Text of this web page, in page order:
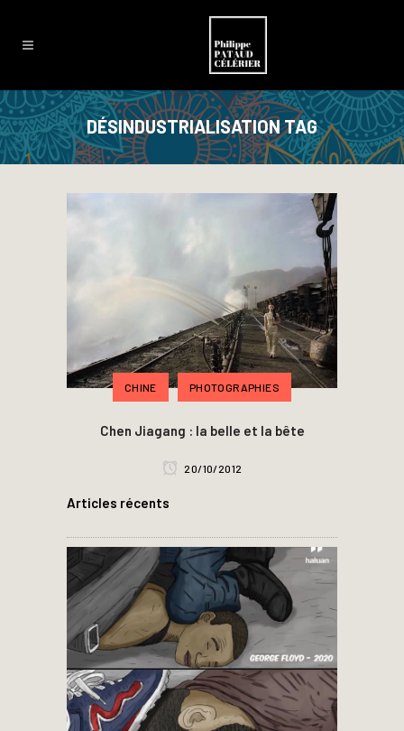
DÉSINDUSTRIALISATION TAG
CHINE PHOTOGRAPHIES
Chen Jiagang : la belle et la bête
20/10/2012
Articles récents